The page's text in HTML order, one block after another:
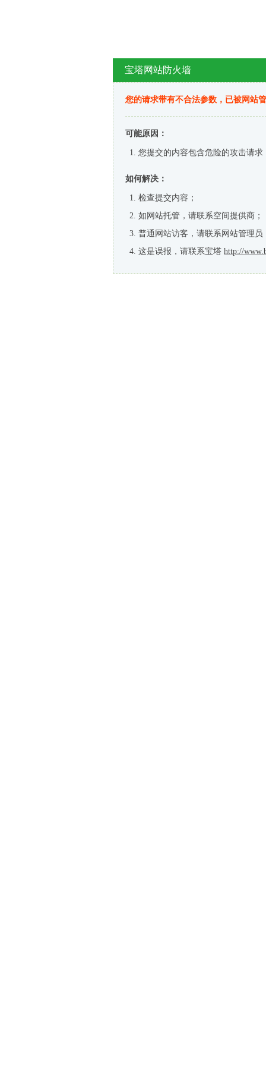
宝塔网站防火墙
您的请求带有不合法参数，已被网站
可能原因：
您提交的内容包含危险的攻击请求
如何解决：
检查提交内容；
如网站托管，请联系空间提供商；
普通网站访客，请联系网站管理员
这是误报，请联系宝塔 http://